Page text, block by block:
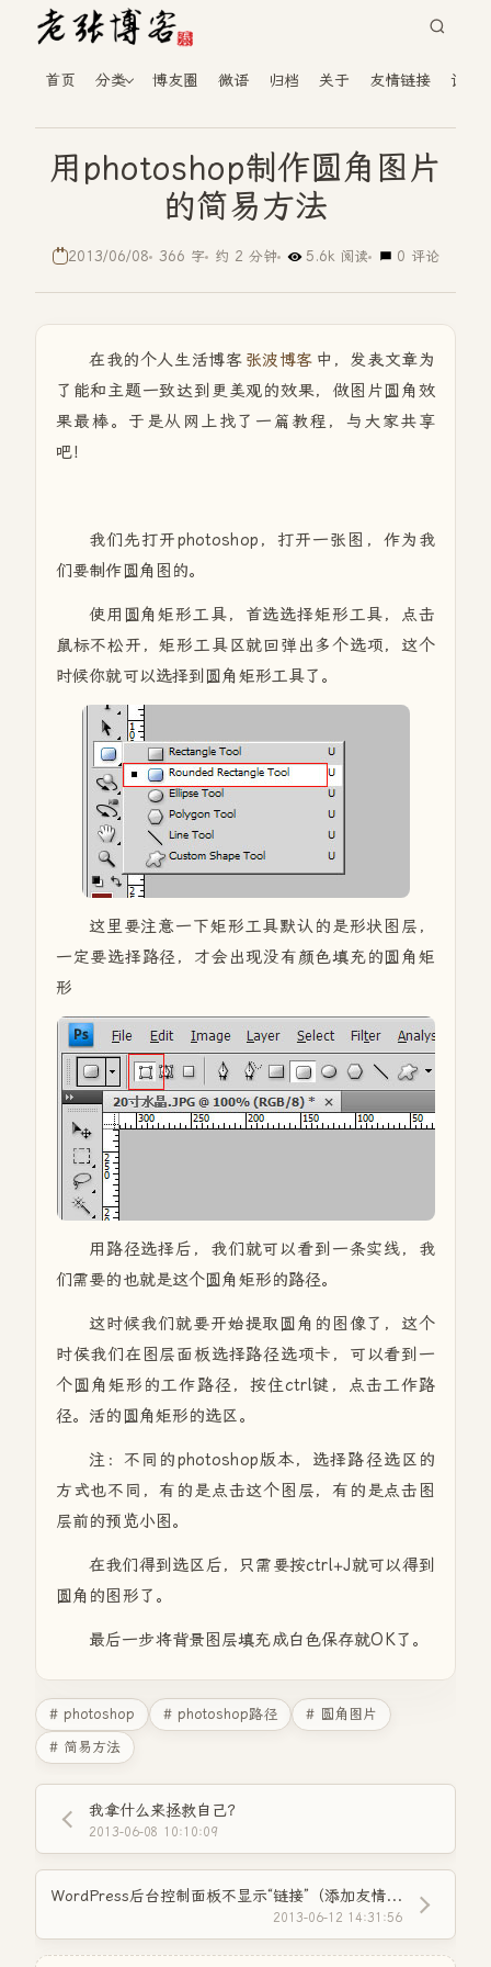
首页 分类 博友圈 微语 归档 关于 友情链接 读者
用photoshop制作圆角图片
的简易方法
2013/06/08 366 字 约 2 分钟 5.6k 阅读 0 评论
在我的个人生活博客 张波博客 中，发表文章为
了能和主题一致达到更美观的效果，做图片圆角效
果最棒。于是从网上找了一篇教程，与大家共享
吧！
我们先打开photoshop，打开一张图，作为我
们要制作圆角图的。
使用圆角矩形工具，首选选择矩形工具，点击
鼠标不松开，矩形工具区就回弹出多个选项，这个
时候你就可以选择到圆角矩形工具了。
这里要注意一下矩形工具默认的是形状图层，
一定要选择路径，才会出现没有颜色填充的圆角矩
形
用路径选择后，我们就可以看到一条实线，我
们需要的也就是这个圆角矩形的路径。
这时候我们就要开始提取圆角的图像了，这个
时侯我们在图层面板选择路径选项卡，可以看到一
个圆角矩形的工作路径，按住ctrl键，点击工作路
径。活的圆角矩形的选区。
注：不同的photoshop版本，选择路径选区的
方式也不同，有的是点击这个图层，有的是点击图
层前的预览小图。
在我们得到选区后，只需要按ctrl+J就可以得到
圆角的图形了。
最后一步将背景图层填充成白色保存就OK了。
# photoshop # photoshop路径
# 圆角图片
# 简易方法
我拿什么来拯救自己？
2013-06-08 10:10:09
WordPress后台控制面板不显示“链接”（添加友情链接）的解决办法！
2013-06-12 14:31:56